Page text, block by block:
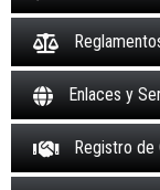
Enlaces y
Registro de